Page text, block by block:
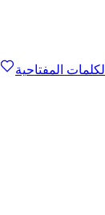
الكلمات المفتاحية